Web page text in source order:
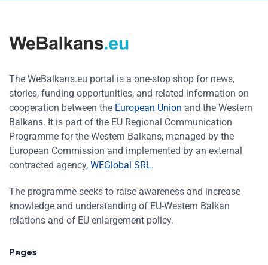
The WeBalkans.eu portal is a one-stop shop for news,
stories, funding opportunities, and related information on
cooperation between the European Union and the Western
Balkans. It is part of the EU Regional Communication
Programme for the Western Balkans, managed by the
European Commission and implemented by an external
contracted agency, WEGlobal SRL.
The programme seeks to raise awareness and increase
knowledge and understanding of EU-Western Balkan
relations and of EU enlargement policy.
Pages